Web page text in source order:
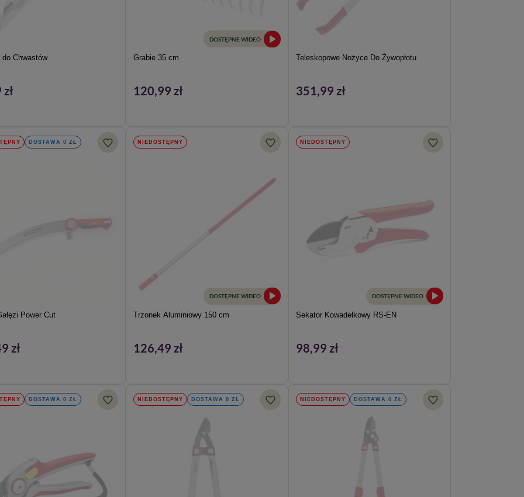
Chwastów
DOSTĘPNE WIDEO
Grabie 35 cm
120,99 zł
Teleskopowe Nożyce Do Żywopłotu
351,99 zł
DOSTAWA 0 ZŁ
Power Cut
zł
NIEDOSTĘPNY
DOSTĘPNE WIDEO
Trzonek Aluminiowy 150 cm
126,49 zł
NIEDOSTĘPNY
DOSTĘPNE WIDEO
Sekator Kowadełkowy RS-EN
98,99 zł
DOSTAWA 0 ZŁ NIEDOSTĘPNY DOSTAWA 0 ZŁ NIEDOSTĘPNY DOSTAWA 0 ZŁ